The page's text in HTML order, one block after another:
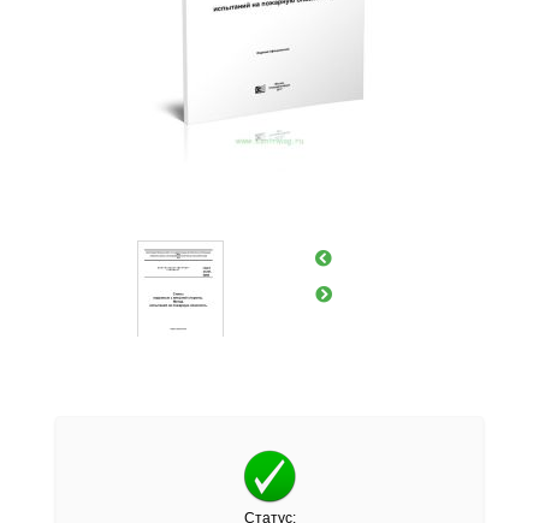
Статус: